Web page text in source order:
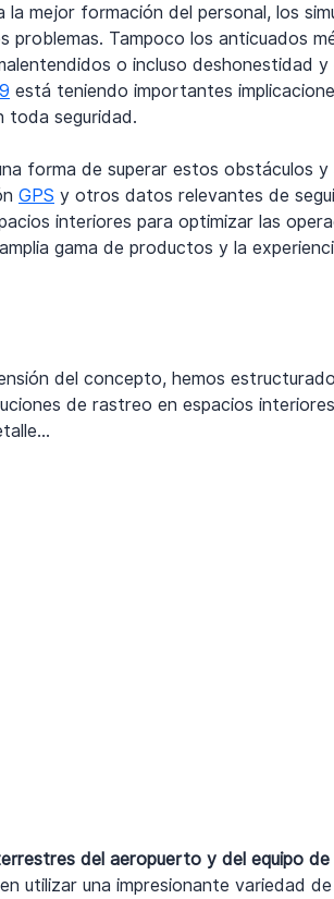
la mejor formación del personal, los
problemas. Tampoco los anticuados
o incluso deshonestidad y
está teniendo importantes
toda seguridad.
forma de superar estos obstáculos
GPS y otros datos relevantes de
interiores para optimizar las
gama de productos y la
del concepto, hemos
de rastreo en espacios
del aeropuerto y del equipo
utilizar una impresionante variedad